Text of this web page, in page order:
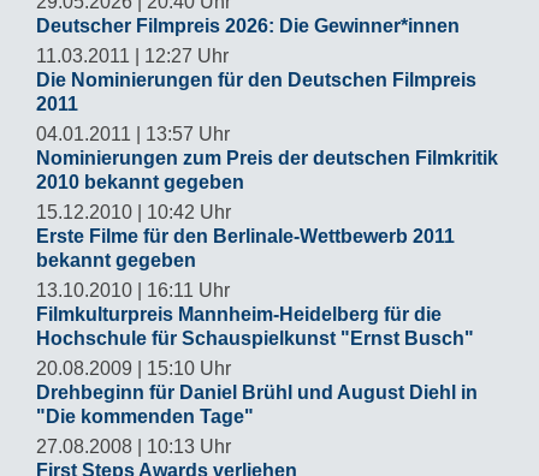
Deutscher Filmpreis 2026: Die Gewinner*innen
11.03.2011 | 12:27 Uhr
Die Nominierungen für den Deutschen Filmpreis
2011
04.01.2011 | 13:57 Uhr
Nominierungen zum Preis der deutschen Filmkritik
2010 bekannt gegeben
15.12.2010 | 10:42 Uhr
Erste Filme für den Berlinale-Wettbewerb 2011
bekannt gegeben
13.10.2010 | 16:11 Uhr
Filmkulturpreis Mannheim-Heidelberg für die
Hochschule für Schauspielkunst "Ernst Busch"
20.08.2009 | 15:10 Uhr
Drehbeginn für Daniel Brühl und August Diehl in
"Die kommenden Tage"
27.08.2008 | 10:13 Uhr
First Steps Awards verliehen